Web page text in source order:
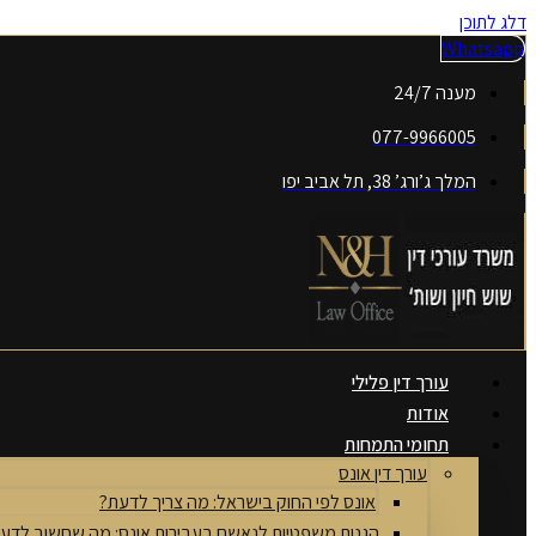
דלג לתוכן
Whatsapp
מענה 24/7
077-9966005
המלך ג’ורג’ 38, תל אביב יפו
עורך דין פלילי
אודות
תחומי התמחות
עורך דין אונס
אונס לפי החוק בישראל: מה צריך לדעת?